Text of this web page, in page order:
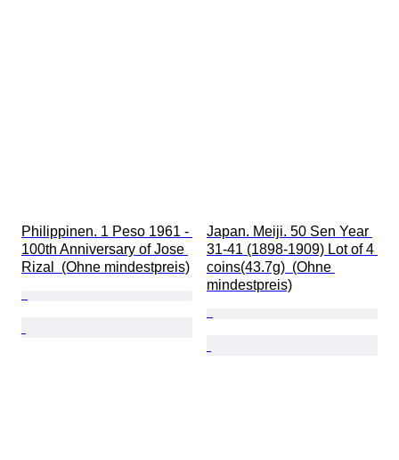
Philippinen. 1 Peso 1961 -
100th Anniversary of Jose
Rizal  (Ohne mindestpreis)
Japan. Meiji. 50 Sen Year
31-41 (1898-1909) Lot of 4
coins(43.7g)  (Ohne
mindestpreis)